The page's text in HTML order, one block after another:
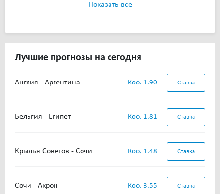
Показать все
Лучшие прогнозы на сегодня
Англия - Аргентина Коф. 1.90 Ставка
Бельгия - Египет Коф. 1.81 Ставка
Крылья Советов - Сочи Коф. 1.48 Ставка
Сочи - Акрон Коф. 3.55 Ставка